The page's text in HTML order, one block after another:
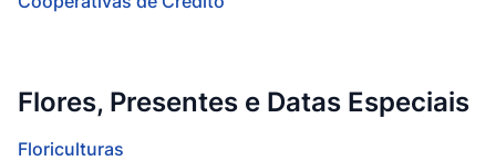
Flores, Presentes e Datas Especiais
Floriculturas